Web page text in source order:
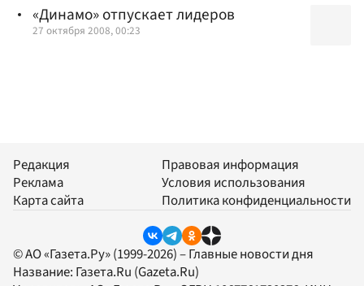
«Динамо» отпускает лидеров
27 октября 2008, 00:23
Редакция
Реклама
Карта сайта
Правовая информация
Условия использования
Политика конфиденциальности
© АО «Газета.Ру» (1999-2026) – Главные новости дня
Название: Газета.Ru (Gazeta.Ru)